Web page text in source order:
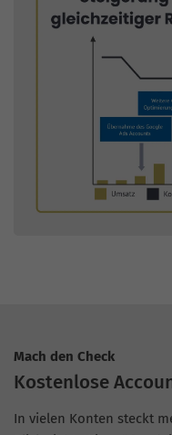
Mach den Check
Kostenlose
In vielen Konten steckt